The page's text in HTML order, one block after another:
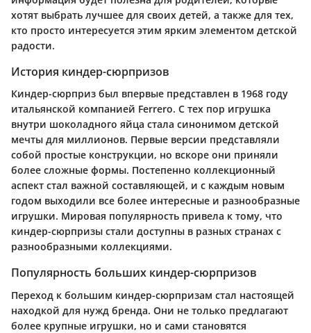
хотят выбрать лучшее для своих детей, а также для тех,
кто просто интересуется этим ярким элементом детской
радости.
История киндер-сюрпризов
Киндер-сюрприз был впервые представлен в 1968 году
итальянской компанией Ferrero. С тех пор игрушка
внутри шоколадного яйца стала синонимом детской
мечты для миллионов. Первые версии представляли
собой простые конструкции, но вскоре они приняли
более сложные формы. Постепенно коллекционный
аспект стал важной составляющей, и с каждым новым
годом выходили все более интересные и разнообразные
игрушки. Мировая популярность привела к тому, что
киндер-сюрпризы стали доступны в разных странах с
разнообразными коллекциями.
Популярность больших киндер-сюрпризов
Переход к большим киндер-сюрпризам стал настоящей
находкой для нужд бренда. Они не только предлагают
более крупные игрушки, но и сами становятся